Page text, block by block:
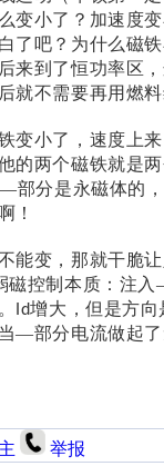
变小了？加速度
了吧？为什么磁
来到了恒功率区
就不需要再用燃
变小了，速度上
的两个磁铁就是
部分是永磁体的
！
能变，那就干脆
磁控制本质：注
Id增大，但是方
—部分电流做起
举报